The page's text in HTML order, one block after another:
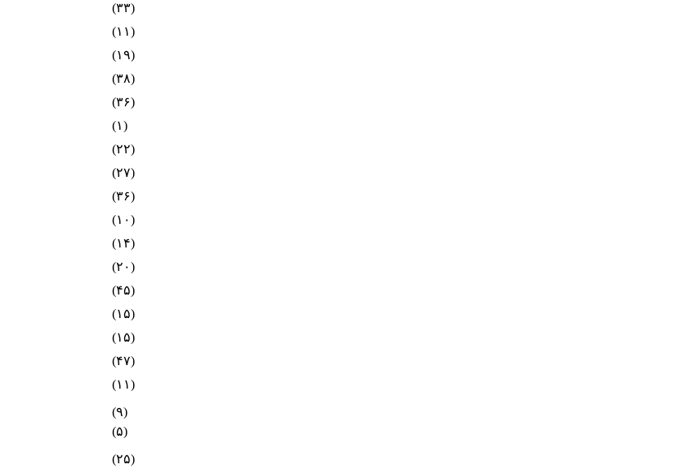
(۳۳)
(۱۱)
(۱۹)
(۳۸)
(۳۶)
(۱)
(۲۲)
(۲۷)
(۳۶)
(۱۰)
(۱۴)
(۲۰)
(۴۵)
(۱۵)
(۱۵)
(۴۷)
(۱۱)
(۹)
(۵)
(۲۵)